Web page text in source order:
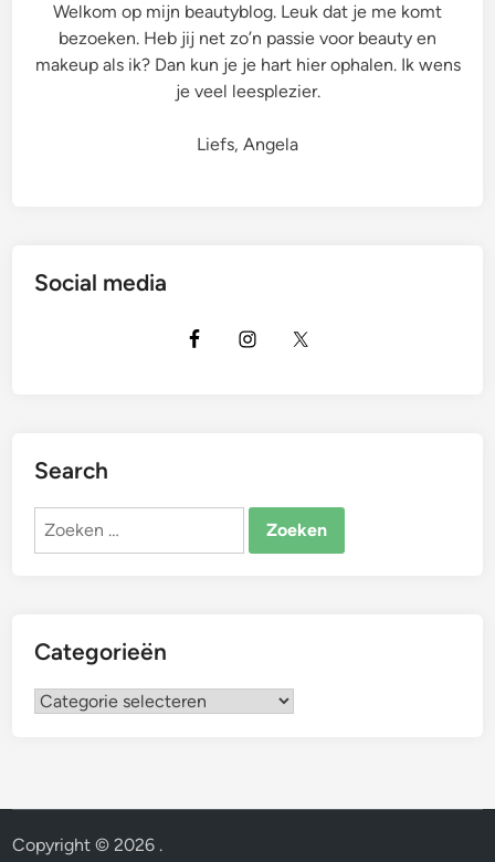
Welkom op mijn beautyblog. Leuk dat je me komt
bezoeken. Heb jij net zo’n passie voor beauty en
makeup als ik? Dan kun je je hart hier ophalen. Ik wens
je veel leesplezier.
Liefs, Angela
Social media
Search
Zoeken
Categorieën
Categorieën
Copyright © 2026.